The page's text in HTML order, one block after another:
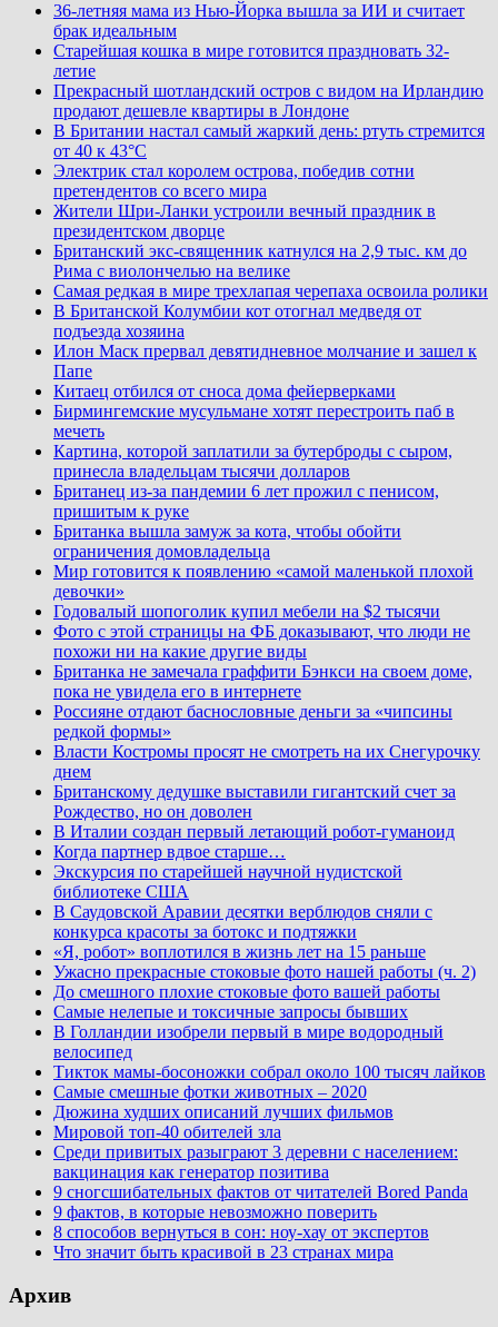
36-летняя мама из Нью-Йорка вышла за ИИ и считает
брак идеальным
Старейшая кошка в мире готовится праздновать 32-
летие
Прекрасный шотландский остров с видом на Ирландию
продают дешевле квартиры в Лондоне
В Британии настал самый жаркий день: ртуть стремится
от 40 к 43°C
Электрик стал королем острова, победив сотни
претендентов со всего мира
Жители Шри-Ланки устроили вечный праздник в
президентском дворце
Британский экс-священник катнулся на 2,9 тыс. км до
Рима с виолончелью на велике
Самая редкая в мире трехлапая черепаха освоила ролики
В Британской Колумбии кот отогнал медведя от
подъезда хозяина
Илон Маск прервал девятидневное молчание и зашел к
Папе
Китаец отбился от сноса дома фейерверками
Бирмингемские мусульмане хотят перестроить паб в
мечеть
Картина, которой заплатили за бутерброды с сыром,
принесла владельцам тысячи долларов
Британец из-за пандемии 6 лет прожил с пенисом,
пришитым к руке
Британка вышла замуж за кота, чтобы обойти
ограничения домовладельца
Мир готовится к появлению «самой маленькой плохой
девочки»
Годовалый шопоголик купил мебели на $2 тысячи
Фото с этой страницы на ФБ доказывают, что люди не
похожи ни на какие другие виды
Британка не замечала граффити Бэнкси на своем доме,
пока не увидела его в интернете
Россияне отдают баснословные деньги за «чипсины
редкой формы»
Власти Костромы просят не смотреть на их Снегурочку
днем
Британскому дедушке выставили гигантский счет за
Рождество, но он доволен
В Италии создан первый летающий робот-гуманоид
Когда партнер вдвое старше…
Экскурсия по старейшей научной нудистской
библиотеке США
В Саудовской Аравии десятки верблюдов сняли с
конкурса красоты за ботокс и подтяжки
«Я, робот» воплотился в жизнь лет на 15 раньше
Ужасно прекрасные стоковые фото нашей работы (ч. 2)
До смешного плохие стоковые фото вашей работы
Самые нелепые и токсичные запросы бывших
В Голландии изобрели первый в мире водородный
велосипед
Тикток мамы-босоножки собрал около 100 тысяч лайков
Самые смешные фотки животных – 2020
Дюжина худших описаний лучших фильмов
Мировой топ-40 обителей зла
Среди привитых разыграют 3 деревни с населением:
вакцинация как генератор позитива
9 сногсшибательных фактов от читателей Bored Panda
9 фактов, в которые невозможно поверить
8 способов вернуться в сон: ноу-хау от экспертов
Что значит быть красивой в 23 странах мира
Архив